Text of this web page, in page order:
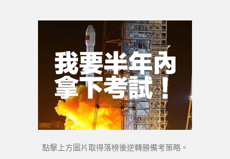
點擊上方圖片取得落榜後逆轉勝備考策略。